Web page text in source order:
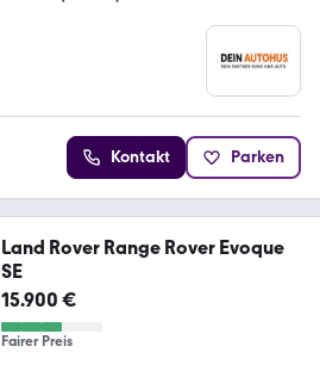
Kontakt Parken
Land Rover Range Rover Evoque
SE
15.900 €
Fairer Preis